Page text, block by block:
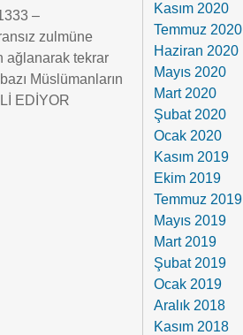
–
zulmüne
ağlanarak tekrar
Müslümanların
EDİYOR
Kasım 2020
Temmuz 2020
Haziran 2020
Mayıs 2020
Mart 2020
Şubat 2020
Ocak 2020
Kasım 2019
Ekim 2019
Temmuz 2019
Mayıs 2019
Mart 2019
Şubat 2019
Ocak 2019
Aralık 2018
Kasım 2018